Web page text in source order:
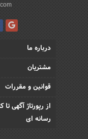
درباره ما
مشتریان
قوانین و مقررات
از رپورتاژ آگهی تا
رسانه ای